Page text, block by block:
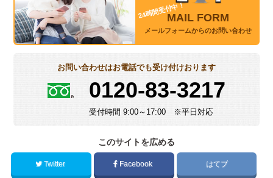
24時間受付中！MAIL FORM
メールフォームからのお問い合わせ
お問い合わせはお電話でも受け付けおります
0120-83-3217
受付時間 9:00～17:00 ※平日対応
このサイトを広める
Twitter Facebook はてブ